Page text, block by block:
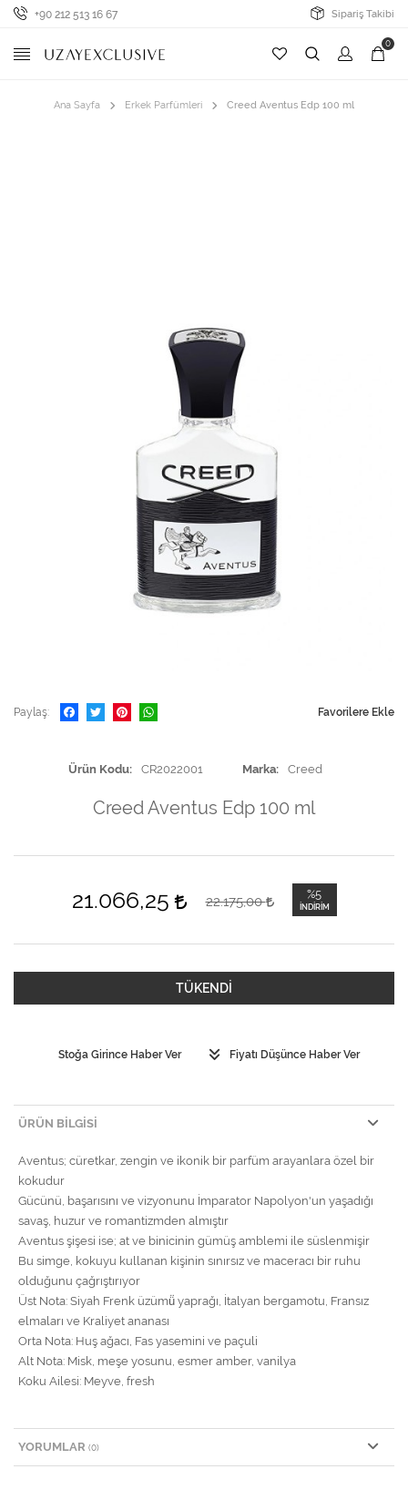
+90 212 513 16 67 Sipariş Takibi
0
Ana Sayfa Erkek Parfümleri Creed Aventus Edp 100 ml
Paylaş Favorilere Ekle
Ürün Kodu CR2022001 Marka Creed
Creed Aventus Edp 100 ml
21.066,25 22.175,00 %5
İNDIRIM
TÜKENDİ
Stoğa Girince Haber Ver Fiyatı Düşünce Haber Ver
ÜRÜN BILGISI
Aventus; cüretkar, zengin ve ikonik bir parfüm arayanlara özel bir
kokudur
Gücünü, başarısını ve vizyonunu İmparator Napolyon'un yaşadığı
savaş, huzur ve romantizmden almıştır
Aventus şişesi ise; at ve binicinin gümüş amblemi ile süslenmişir
Bu simge, kokuyu kullanan kişinin sınırsız ve maceracı bir ruhu
olduğunu çağrıştırıyor
Üst Nota: Siyah Frenk üzümü̈ yaprağı, İtalyan bergamotu, Fransız
elmaları ve Kraliyet ananası
Orta Nota: Huş ağacı, Fas yasemini ve paçuli
Alt Nota: Misk, meşe yosunu, esmer amber, vanilya
Koku Ailesi: Meyve, fresh
YORUMLAR (0)